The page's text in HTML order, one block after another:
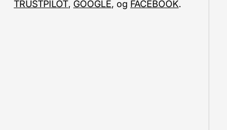
TRUSTPILOT, GOOGLE, og FACEBOOK.